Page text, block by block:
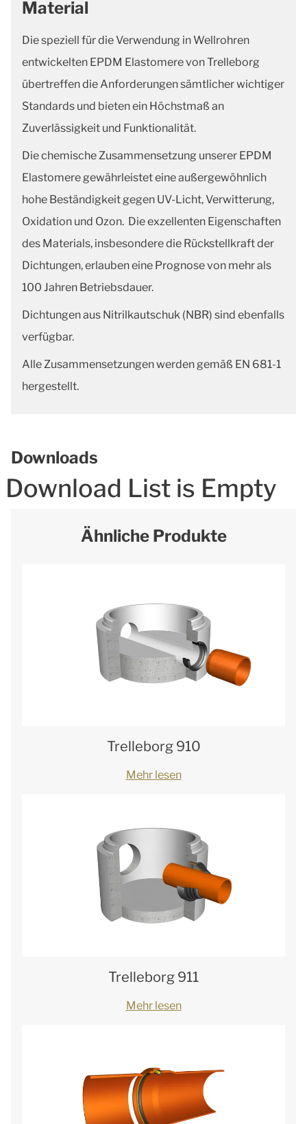
Material
Die speziell für die Verwendung in Wellrohren
entwickelten EPDM Elastomere von Trelleborg
übertreffen die Anforderungen sämtlicher wichtiger
Standards und bieten ein Höchstmaß an
Zuverlässigkeit und Funktionalität.
Die chemische Zusammensetzung unserer EPDM
Elastomere gewährleistet eine außergewöhnlich
hohe Beständigkeit gegen UV-Licht, Verwitterung,
Oxidation und Ozon. Die exzellenten Eigenschaften
des Materials, insbesondere die Rückstellkraft der
Dichtungen, erlauben eine Prognose von mehr als
100 Jahren Betriebsdauer.
Dichtungen aus Nitrilkautschuk (NBR) sind ebenfalls
verfügbar.
Alle Zusammensetzungen werden gemäß EN 681-1
hergestellt.
Downloads
Download List is Empty
Ähnliche Produkte
Trelleborg 910
Mehr lesen
Trelleborg 911
Mehr lesen